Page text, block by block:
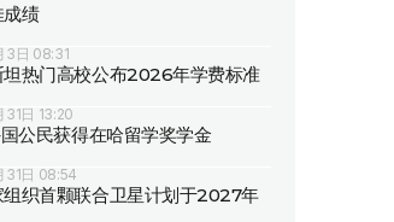
成绩
3日 08:31
坦热门高校公布2026年学费标准
日 13:20
公民获得在哈留学奖学金
31日 08:54
组织首颗联合卫星计划于2027年